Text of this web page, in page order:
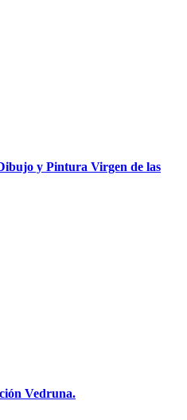
y Pintura Virgen de las
Vedruna.